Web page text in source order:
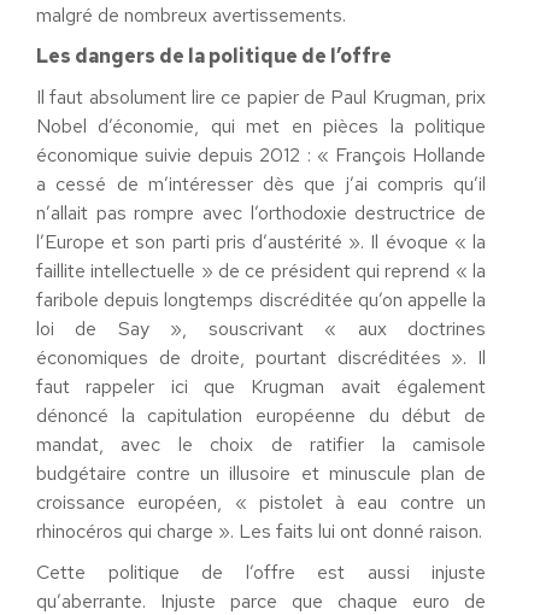
malgré de nombreux avertissements.
Les dangers de la politique de l’offre
Il faut absolument lire ce papier de Paul Krugman, prix
Nobel d’économie, qui met en pièces la politique
économique suivie depuis 2012 : « François Hollande
a cessé de m’intéresser dès que j’ai compris qu’il
n’allait pas rompre avec l’orthodoxie destructrice de
l’Europe et son parti pris d’austérité ». Il évoque « la
faillite intellectuelle » de ce président qui reprend « la
faribole depuis longtemps discréditée qu’on appelle la
loi de Say », souscrivant « aux doctrines
économiques de droite, pourtant discréditées ». Il
faut rappeler ici que Krugman avait également
dénoncé la capitulation européenne du début de
mandat, avec le choix de ratifier la camisole
budgétaire contre un illusoire et minuscule plan de
croissance européen, « pistolet à eau contre un
rhinocéros qui charge ». Les faits lui ont donné raison.
Cette politique de l’offre est aussi injuste
qu’aberrante. Injuste parce que chaque euro de